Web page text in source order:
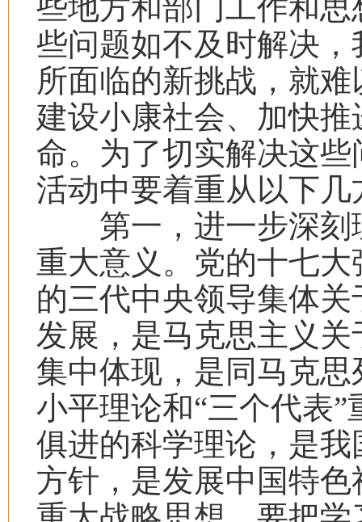
些地方和部门工作和
些问题如不及时解决
所面临的新挑战，就
建设小康社会、加快
命。为了切实解决这
活动中要着重从以下
第一，进一步深刻
重大意义。党的十七
的三代中央领导集体
发展，是马克思主义
集中体现，是同马克
小平理论和“三个代表
俱进的科学理论，是
方针，是发展中国特